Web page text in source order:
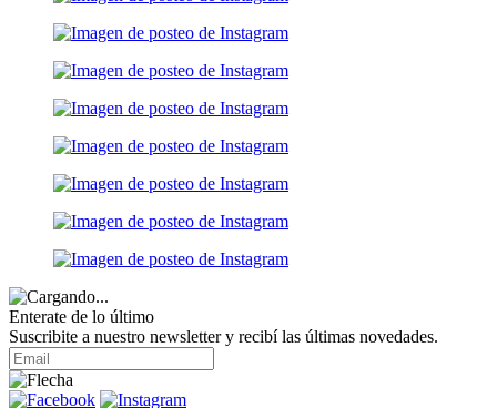
Enterate de lo último
Suscribite a nuestro newsletter y recibí las últimas novedades.